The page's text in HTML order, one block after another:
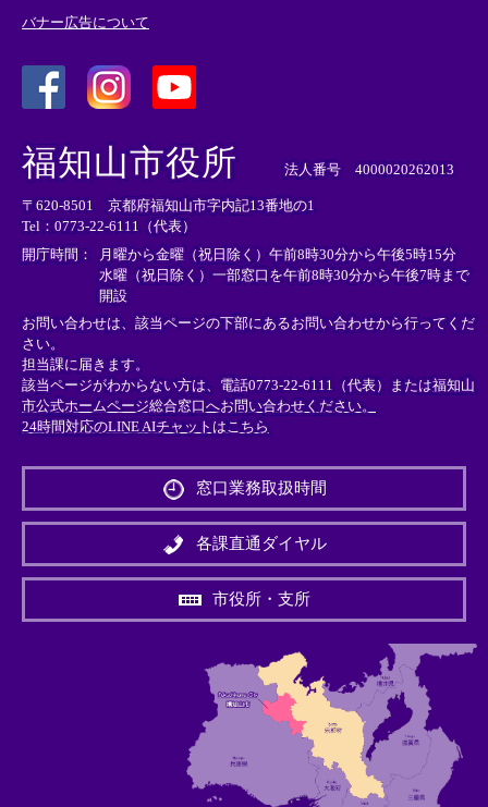
バナー広告について
外
部
リ
ン
ク
＞
外
リ
ン
ク
＞
外
部
ン
ク
＞
福知山市役所 法人番号 4000020262013
〒620-8501 京都府福知山市字内記13番地の1
Tel：0773-22-6111（代表）
開庁時間： 月曜から金曜（祝日除く）午前8時30分から午後5時15分
水曜（祝日除く）一部窓口を午前8時30分から午後7時まで
開設
お問い合わせは、該当ページの下部にあるお問い合わせから行ってくだ
さい。
担当課に届きます。
該当ページがわからない方は、電話0773-22-6111（代表）または福知山
市公式ホームページ総合窓口へお問い合わせください。
24時間対応のLINE AIチャットはこちら
外
リ
ン
＞
窓口業務取扱時間
各課直通ダイヤル
市役所・支所